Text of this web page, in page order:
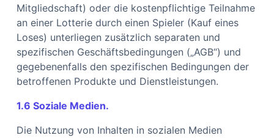
Mitgliedschaft) oder die kostenpflichtige Teilnahme
an einer Lotterie durch einen Spieler (Kauf eines
Loses) unterliegen zusätzlich separaten und
spezifischen Geschäftsbedingungen („AGB“) und
gegebenenfalls den spezifischen Bedingungen der
betroffenen Produkte und Dienstleistungen.
1.6 Soziale Medien.
Die Nutzung von Inhalten in sozialen Medien